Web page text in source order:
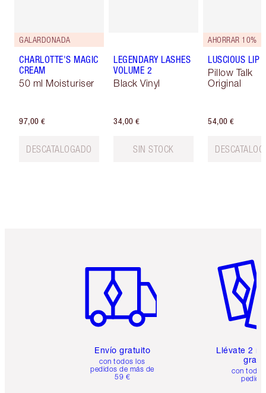
GALARDONADA
CHARLOTTE'S MAGIC
CREAM
50 ml Moisturiser
97,00 €
DESCATALOGADO
LEGENDARY LASHES
VOLUME 2
Black Vinyl
34,00 €
SIN STOCK
AHORRAR 10%
LUSCIOUS LIP
Pillow Talk
Original
54,00 €
Envío gratuito
con todos los
pedidos de más de
59 €
Llévate 2
gratis
con